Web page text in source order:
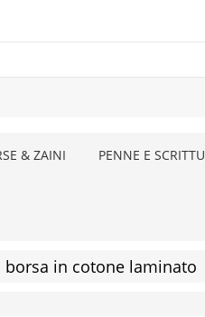
& ZAINI PENNE E
borsa in cotone laminato